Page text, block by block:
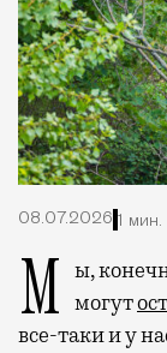
08.07.2026 1
Мы, конечно, не Франция, где всю стройку могут
все-таки и у